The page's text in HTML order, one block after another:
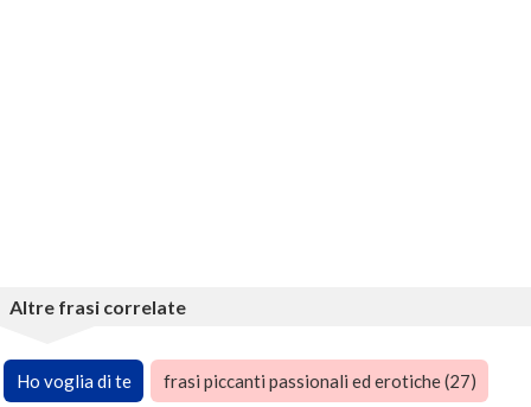
Altre frasi correlate
Ho voglia di te frasi piccanti passionali ed erotiche (27)